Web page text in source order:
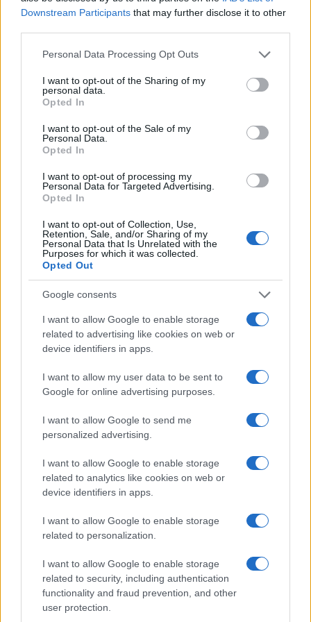
Downstream Participants that may further disclose it to other
Please note that this website/app uses one or more Google
not limited to your visit or usage behaviour. You may click to
grant or deny consent to Google and its third-party tags to
use your data for below specified purposes in below Google
consent section.
Personal Data Processing Opt Outs
I want to opt-out of the Sharing of my
personal data.
Opted In
I want to opt-out of the Sale of my
Personal Data.
Opted In
I want to opt-out of processing my
Personal Data for Targeted Advertising.
Opted In
I want to opt-out of Collection, Use,
Retention, Sale, and/or Sharing of my
Personal Data that Is Unrelated with the
Purposes for which it was collected.
Opted Out
Google consents
I want to allow Google to enable storage
related to advertising like cookies on web or
device identifiers in apps.
I want to allow my user data to be sent to
Google for online advertising purposes.
I want to allow Google to send me
personalized advertising.
I want to allow Google to enable storage
related to analytics like cookies on web or
device identifiers in apps.
I want to allow Google to enable storage
related to personalization.
I want to allow Google to enable storage
related to security, including authentication
functionality and fraud prevention, and other
user protection.
(@kazuhira)
Trusted Member
πως είναι το ιδανικό όχημα για αντικατάσταση ΟΛΩΝ των δικών
μας. Οι λόγοι απλοί.
– Χρειαζόμαστε μοντέρνα και πλήρως αυτοματοποιημένα
– Χρησιμοποιεί το ίδιο πυροβόλο και έχει κοινά συστήματα με τα
Pzh 2000 για τα οποία έχουμε ήδη ανταλλακτικά (όσα έχουμε
τέλος πάντων)
– Το πήγμα του Boxer είναι το ίδιο που χρησιμοποιείται και από
το SHORAD Skyranger 35, το οποίο αν έχουμε έστω 2 εγκεφαλικά
κύτταρα ΘΑ αγοράσουμε γιατί η απειλή των UCAV δεν
αντιμετωπίζεται με Patriot και IRIS-T
– Φτηνότερο στην κατασκευή από τα Pzh
Μακάρι επίσης να δούμε και ποιο εξωτικά συστήματα να
δοκιμάζονται στην μάχη, όπως το τσέχικο DITA.
Reply
Noble Member
Χρόνια Πολλά στους εορτάζοντες και
Ελλάδα
μας!
Εκ πρώτης όψεως φαίνεται όντως ενδιαφέρον όπλο αλλά αυτή η
έλλειψη σταθεροποίησης λόγω έλλειψης πέδιλων ώστε να μην
επηρεάζει την ταχύτατη μετακίνησή του δεν του δημιουργεί
θέμα ευστοχίας;
Επειδή βλέπω μεγάλο κλυδωνισμό κατά την στιγμή της βολής
να κρίσιμο και καίριο.
Reply